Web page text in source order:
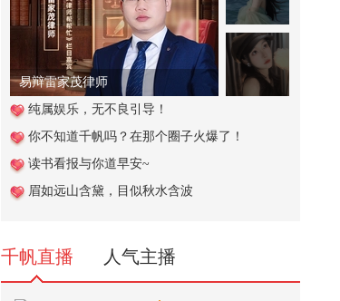
孩子吃荔枝会进ICU？@关凌 @付
虹医生 @妇产科王贵芳医生 @皮肤
科周...
10,248
魏凤和案、李尚福案一审宣判
57,290
从韩国西海岸到苗岭深山，文化与
热爱从不分国界，韩国忠清南道体
易辩雷家茂律师
纯属娱乐，无不良引导！
你不知道千帆吗？在那个圈子火爆了！
读书看报与你道早安~
眉如远山含黛，目似秋水含波
千帆直播 人气主播